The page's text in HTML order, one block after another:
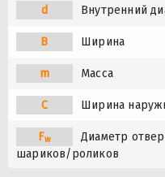
d Внутренний
B Ширина
m Масса
C Ширина
Fw
Диаметр
шариков/роликов